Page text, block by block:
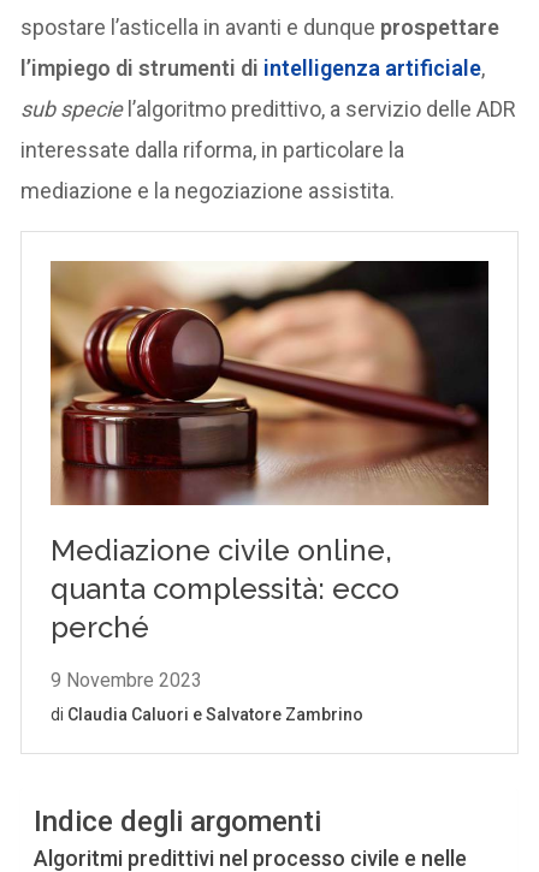
spostare l’asticella in avanti e dunque prospettare
l’impiego di strumenti di intelligenza artificiale,
sub speciel’algoritmo predittivo, a servizio delle ADR
interessate dalla riforma, in particolare la
mediazione e la negoziazione assistita.
Indice degli argomenti
Algoritmi predittivi nel processo civile e nelle